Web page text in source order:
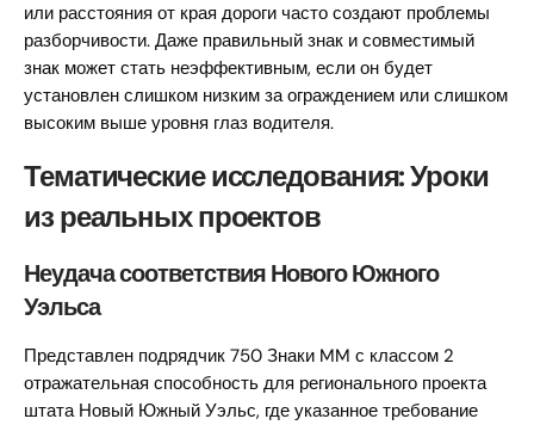
или расстояния от края дороги часто создают проблемы
разборчивости. Даже правильный знак и совместимый
знак может стать неэффективным, если он будет
установлен слишком низким за ограждением или слишком
высоким выше уровня глаз водителя.
Тематические исследования: Уроки
из реальных проектов
Неудача соответствия Нового Южного
Уэльса
Представлен подрядчик 750 Знаки MM с классом 2
отражательная способность для регионального проекта
штата Новый Южный Уэльс, где указанное требование